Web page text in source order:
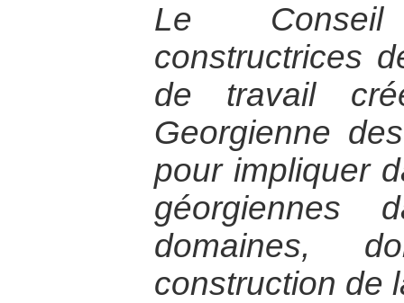
Le
constructrices
de travail
Georgienne
pour impliquer
géorgiennes
domaines,
construction de